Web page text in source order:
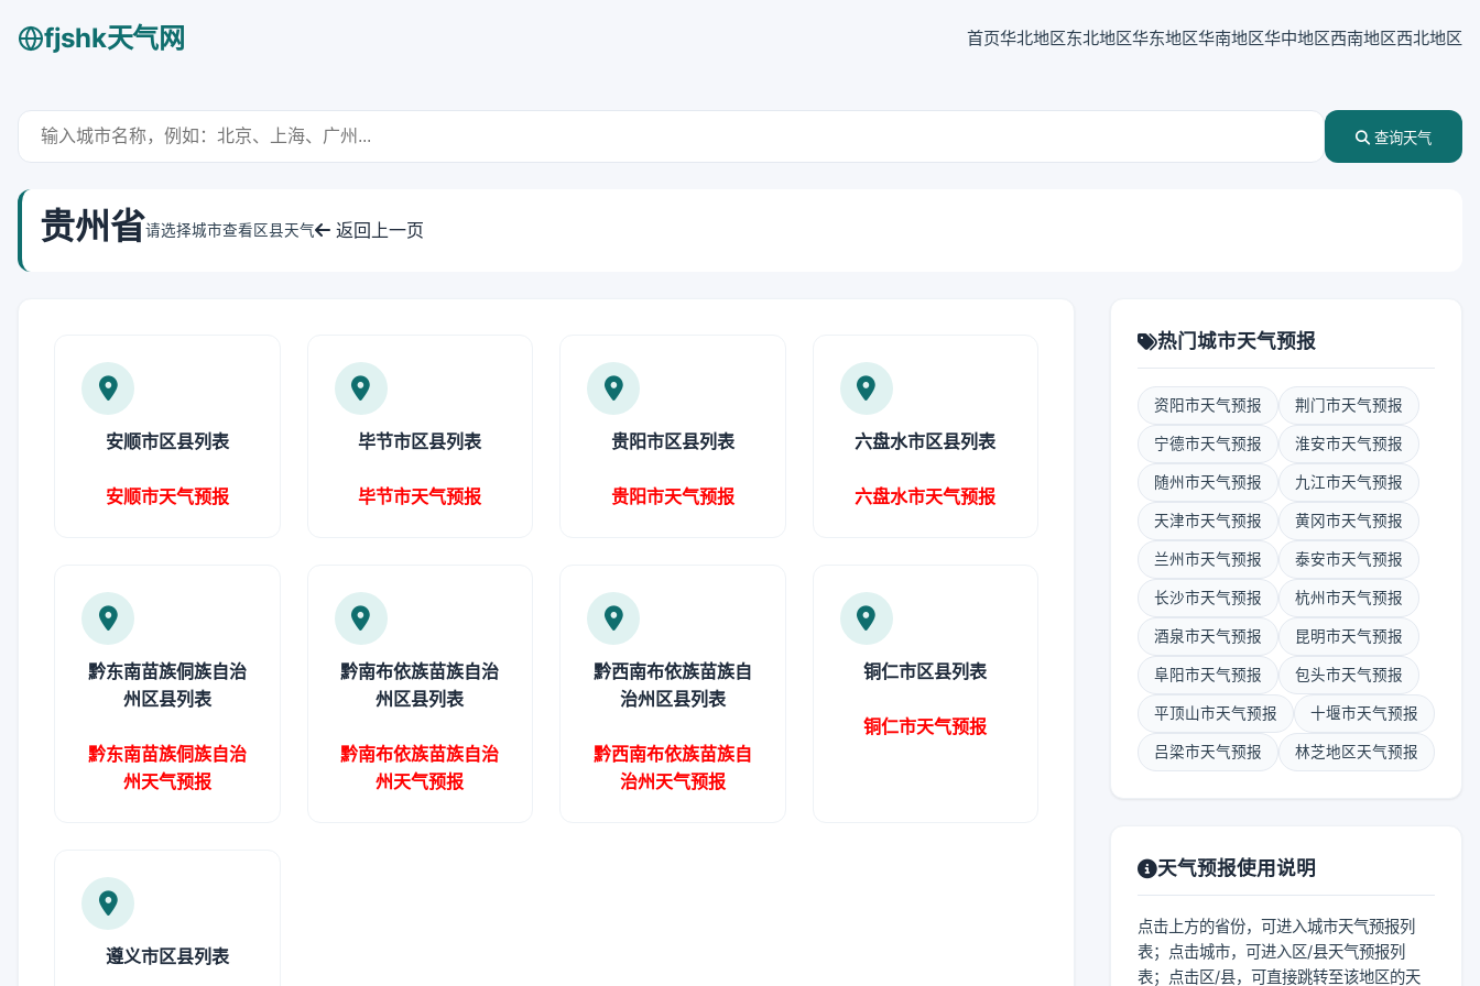
fjshk天气网 首页华北地区东北地区华东地区华南地区华中地区西南地区西北地区
查询天气
贵州省请选择城市查看区县天气 返回上一页
安顺市区县列表
安顺市天气预报
毕节市区县列表
毕节市天气预报
贵阳市区县列表
贵阳市天气预报
六盘水市区县列表
六盘水市天气预报
黔东南苗族侗族自治
州区县列表
黔东南苗族侗族自治
州天气预报
黔南布依族苗族自治
州区县列表
黔南布依族苗族自治
州天气预报
黔西南布依族苗族自
治州区县列表
黔西南布依族苗族自
治州天气预报
铜仁市区县列表
铜仁市天气预报
遵义市区县列表
热门城市天气预报
资阳市天气预报 荆门市天气预报
宁德市天气预报 淮安市天气预报
随州市天气预报 九江市天气预报
天津市天气预报 黄冈市天气预报
兰州市天气预报 泰安市天气预报
长沙市天气预报 杭州市天气预报
酒泉市天气预报 昆明市天气预报
阜阳市天气预报 包头市天气预报
平顶山市天气预报 十堰市天气预报
吕梁市天气预报 林芝地区天气预报
天气预报使用说明
点击上方的省份，可进入城市天气预报列
表；点击城市，可进入区/县天气预报列
表；点击区/县，可直接跳转至该地区的天